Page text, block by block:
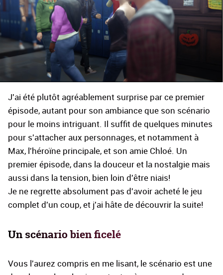
J'ai été plutôt agréablement surprise par ce premier
épisode, autant pour son ambiance que son scénario
pour le moins intriguant. Il suffit de quelques minutes
pour s'attacher aux personnages, et notamment à
Max, l'héroïne principale, et son amie Chloé. Un
premier épisode, dans la douceur et la nostalgie mais
aussi dans la tension, bien loin d'être niais!
Je ne regrette absolument pas d'avoir acheté le jeu
complet d'un coup, et j'ai hâte de découvrir la suite!
Un scénario bien ficelé
Vous l'aurez compris en me lisant, le scénario est une